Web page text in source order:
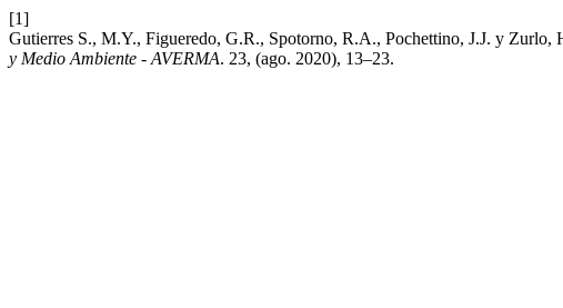
[1]
Gutierres S., M.Y., Figueredo, G.R., Spotorno, R.A., Pochettino, J.J. y Zurlo,
y Medio Ambiente - AVERMA. 23, (ago. 2020), 13–23.